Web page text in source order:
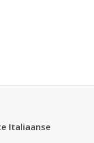
Italiaanse